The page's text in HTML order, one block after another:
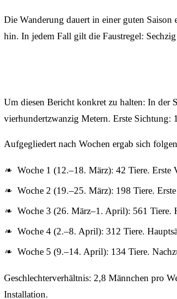
Die Wanderung dauert in einer guten
hin. In jedem Fall gilt die Faustregel:
Um diesen Bericht konkret zu halten: In der
vierhundertzwanzig Metern. Erste Sichtung:
Aufgegliedert nach Wochen ergab sich
Woche 1 (12.–18. März): 42 Tiere. Erste
Woche 2 (19.–25. März): 198 Tiere.
Woche 3 (26. März–1. April): 561 Tiere.
Woche 4 (2.–8. April): 312 Tiere.
Woche 5 (9.–14. April): 134 Tiere.
Geschlechterverhältnis: 2,8 Männchen pro
Installation.